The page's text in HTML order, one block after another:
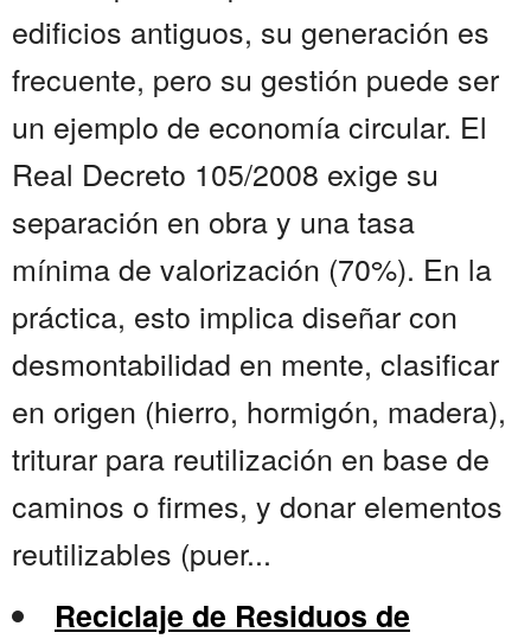
edificios antiguos, su generación es
frecuente, pero su gestión puede ser
un ejemplo de economía circular. El
Real Decreto 105/2008 exige su
separación en obra y una tasa
mínima de valorización (70%). En la
práctica, esto implica diseñar con
desmontabilidad en mente, clasificar
en origen (hierro, hormigón, madera),
triturar para reutilización en base de
caminos o firmes, y donar elementos
reutilizables (puer...
Reciclaje de Residuos de